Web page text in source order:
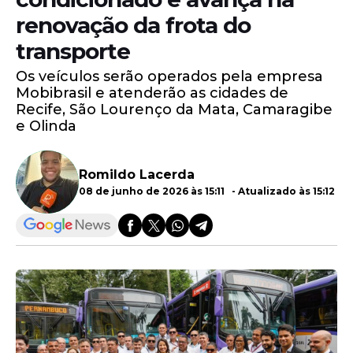
renovação da frota do
transporte
Os veículos serão operados pela empresa
Mobibrasil e atenderão as cidades de
Recife, São Lourenço da Mata, Camaragibe
e Olinda
Romildo Lacerda
08 de junho de 2026 às 15:11 - Atualizado às 15:12